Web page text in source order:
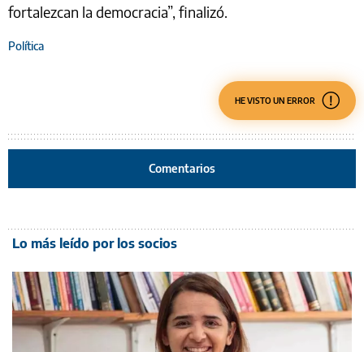
fortalezcan la democracia”, finalizó.
Política
HE VISTO UN ERROR
Comentarios
Lo más leído por los socios